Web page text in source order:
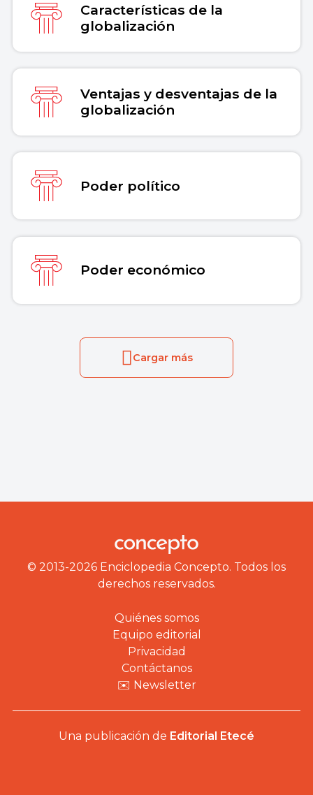
Características de la
globalización
Ventajas y desventajas de la
globalización
Poder político
Poder económico
Cargar más
© 2013-2026 Enciclopedia Concepto. Todos los
derechos reservados.
Quiénes somos
Equipo editorial
Privacidad
Contáctanos
✉️ Newsletter
Una publicación de Editorial Etecé